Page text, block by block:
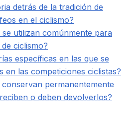
detrás de la tradición de
en el ciclismo?
se utilizan comúnmente para
ciclismo?
específicas en las que se
en las competiciones ciclistas?
permanentemente
o deben devolverlos?